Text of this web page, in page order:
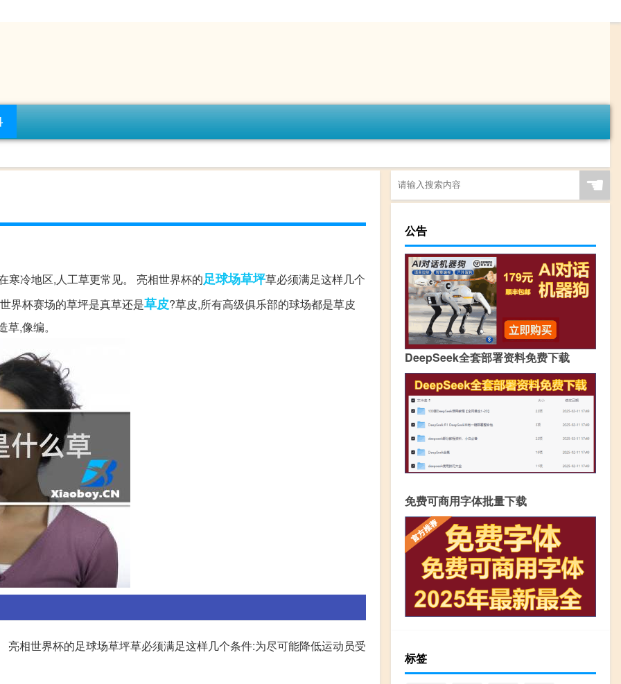
寒冷地区,人工草更常见。 亮相世界杯的足球场草坪草必须满足这样几个
界杯赛场的草坪是真草还是草皮?草皮,所有高级俱乐部的球场都是草皮
,像编。
相世界杯的足球场草坪草必须满足这样几个条件:为尽可能降低运动员受
☚
公告
DeepSeek全套部署资料免费下载
免费可商用字体批量下载
标签